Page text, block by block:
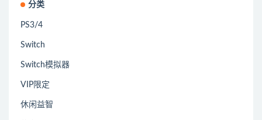
分类
PS3/4
Switch
Switch模拟器
VIP限定
休闲益智